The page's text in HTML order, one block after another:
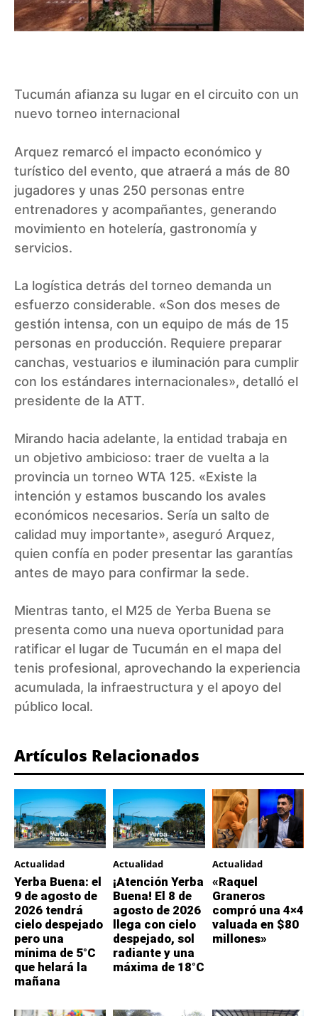
Tucumán afianza su lugar en el circuito con un
nuevo torneo internacional
Arquez remarcó el impacto económico y
turístico del evento, que atraerá a más de 80
jugadores y unas 250 personas entre
entrenadores y acompañantes, generando
movimiento en hotelería, gastronomía y
servicios.
La logística detrás del torneo demanda un
esfuerzo considerable. «Son dos meses de
gestión intensa, con un equipo de más de 15
personas en producción. Requiere preparar
canchas, vestuarios e iluminación para cumplir
con los estándares internacionales», detalló el
presidente de la ATT.
Mirando hacia adelante, la entidad trabaja en
un objetivo ambicioso: traer de vuelta a la
provincia un torneo WTA 125. «Existe la
intención y estamos buscando los avales
económicos necesarios. Sería un salto de
calidad muy importante», aseguró Arquez,
quien confía en poder presentar las garantías
antes de mayo para confirmar la sede.
Mientras tanto, el M25 de Yerba Buena se
presenta como una nueva oportunidad para
ratificar el lugar de Tucumán en el mapa del
tenis profesional, aprovechando la experiencia
acumulada, la infraestructura y el apoyo del
público local.
Artículos Relacionados
Actualidad
Yerba Buena: el
9 de agosto de
2026 tendrá
cielo despejado
pero una
mínima de 5°C
que helará la
mañana
Actualidad
¡Atención Yerba
Buena! El 8 de
agosto de 2026
llega con cielo
despejado, sol
radiante y una
máxima de 18°C
Actualidad
«Raquel
Graneros
compró una 4×4
valuada en $80
millones»